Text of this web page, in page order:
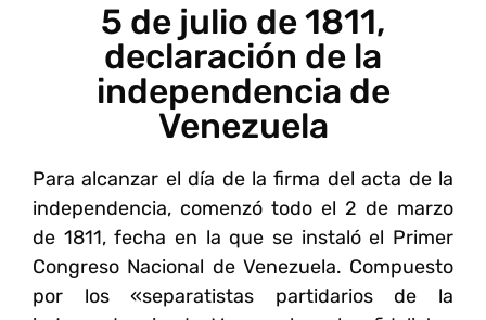
5 de julio de 1811,
declaración de la
independencia de
Venezuela
Para alcanzar el día de la firma del acta de la
independencia, comenzó todo el 2 de marzo
de 1811, fecha en la que se instaló el Primer
Congreso Nacional de Venezuela. Compuesto
por los «separatistas partidarios de la